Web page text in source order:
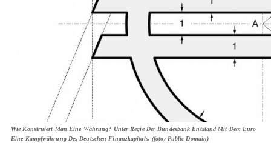
Wie Konstruiert Man Eine Währung? Unter Regie Der Bundesbank Entstand Mit Dem Euro
Eine Kampfwährung Des Deutschen Finanzkapitals. (foto: Public Domain)